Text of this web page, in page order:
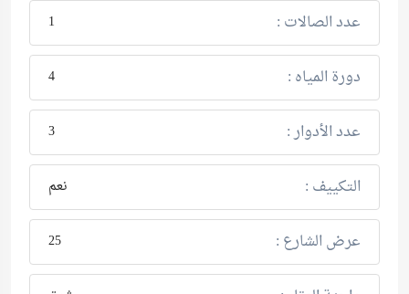
عدد الصالات : 1
دورة المياه : 4
عدد الأدوار : 3
التكييف : نعم
عرض الشارع : 25